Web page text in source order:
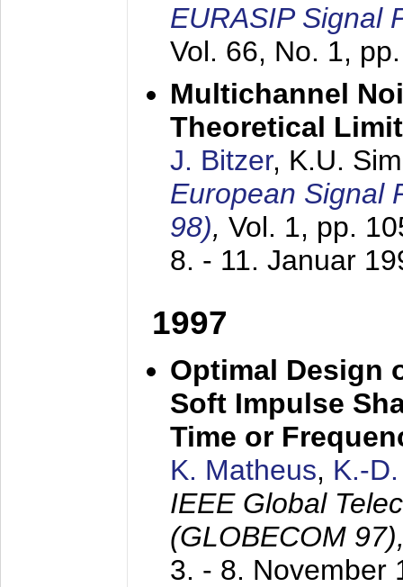
EURASIP Signal
Vol. 66, No. 1,
Multichannel
Theoretical
J. Bitzer, K.U.
European Signal
98), Vol. 1, pp.
8. - 11. Januar
1997
Optimal Design
Soft Impulse
Time or
K. Matheus, K.-
IEEE Global
(GLOBECOM
3. - 8. November